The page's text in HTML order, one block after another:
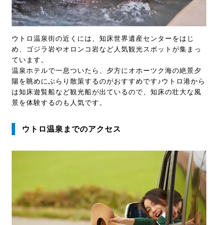
ウトロ温泉街の近くには、知床世界遺産センターをはじ
め、ゴジラ岩やオロンコ岩など人気観光スポットが集まっ
ています。
温泉ホテルで一息ついたら、夕方にオホーツク海の絶景夕
陽を眺めにぶらり散策するのがおすすめです♪ウトロ港から
は知床遊覧船など観光船が出ているので、知床の壮大な風
景を体験するのも人気です。
ウトロ温泉までのアクセス